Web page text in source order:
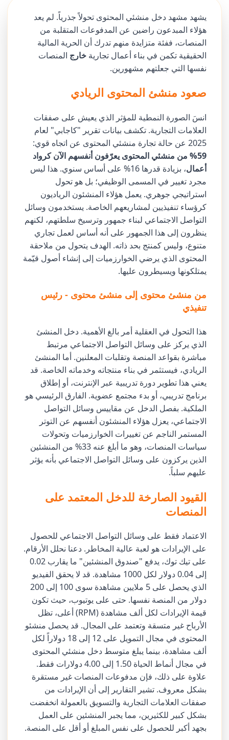
يشهد مشهد دخل منشئي المحتوى تحولاً جذرياً. لم يعد
هؤلاء المبدعون راضين عن المدفوعات المتقلبة من
المنصات، ففئة متزايدة منهم تدرك أن الحرية المالية
الحقيقية تكمن في بناء أعمال تجاريةخارج المنصات
نفسها التي جعلتهم مشهورين.
صعود منشئ المحتوى الريادي
انسَ الصورة النمطية للمؤثر الذي يعيش على صفقات
العلامات التجارية. تكشف بيانات تقرير "كاجابي" لعام
2025 عن حالة تجارة منشئي المحتوى عن اتجاه قوي:
59% من منشئي المحتوى يعرّفون أنفسهم الآن كرواد
أعمال
، بزيادة قدرها 16% على أساس سنوي. هذا ليس
مجرد تغيير في المسمى الوظيفي؛ بل هو تحول
استراتيجي جوهري. يعمل هؤلاء المنشئون الرياديون
كرؤساء تنفيذيين لمشاريعهم الخاصة. يستخدمون وسائل
التواصل الاجتماعي لبناء جمهور وترسيخ سلطتهم، لكنهم
ينظرون إلى هذا الجمهور على أنه أساس لعمل تجاري
متنوع، وليس كمنتج بحد ذاته. الهدف يتحول من ملاحقة
المحتوى الذي يرضي الخوارزميات إلى إنشاء أصول قيّمة
يمتلكونها ويسيطرون عليها.
من منشئ محتوى إلى منشئ محتوى - رئيس
تنفيذي
هذا التحول في العقلية أمر بالغ الأهمية. دخل المنشئ
الذي يركز على وسائل التواصل الاجتماعي مرتبط
مباشرة بقواعد المنصة وتقلبات المعلنين. أما المنشئ
الريادي، فيستثمر في بناء منتجاته وخدماته الخاصة. قد
يعني هذا تطوير دورة تدريبية عبر الإنترنت، أو إطلاق
برنامج تدريبي، أو بدء مجتمع عضوية. الفارق الرئيسي هو
الملكية. بفصل الدخل عن مقاييس وسائل التواصل
الاجتماعي، يعزل هؤلاء المنشئون أنفسهم عن التوتر
المستمر الناجم عن تغييرات الخوارزميات وتحولات
سياسات المنصات، وهو ما أبلغ عنه 33% من المنشئين
الذين يركزون على وسائل التواصل الاجتماعي بأنه يؤثر
عليهم سلباً.
القيود الصارخة للدخل المعتمد على
المنصات
الاعتماد فقط على وسائل التواصل الاجتماعي للحصول
على الإيرادات هو لعبة عالية المخاطر. دعنا نحلل الأرقام.
على تيك توك، يدفع "صندوق المنشئين" ما يقارب 0.02
إلى 0.04 دولار لكل 1000 مشاهدة. قد لا يحقق الفيديو
الذي يحصل على 5 ملايين مشاهدة سوى 100 إلى 200
دولار من المنصة نفسها. حتى على يوتيوب، حيث تكون
قيمة الإيرادات لكل ألف مشاهدة (RPM) أعلى، تظل
الأرباح غير متسقة وتعتمد على المجال. قد يحصل منشئو
المحتوى في مجال التمويل على 12 إلى 18 دولاراً لكل
ألف مشاهدة، بينما يبلغ متوسط دخل منشئي المحتوى
في مجال أنماط الحياة 1.50 إلى 4.00 دولارات فقط.
علاوة على ذلك، فإن مدفوعات المنصات غير مستقرة
بشكل معروف. تشير التقارير إلى أن الإيرادات من
صفقات العلامات التجارية والتسويق بالعمولة انخفضت
بشكل كبير للكثيرين، مما يجبر المنشئين على العمل
بجهد أكبر للحصول على نفس المبلغ أو أقل على المنصة.